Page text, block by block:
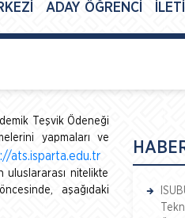
ADAY ÖĞRENCİ
Teşvik Ödeneği
yapmaları ve
ats.isparta.edu.tr
uluslararası nitelikte
aşağıdaki